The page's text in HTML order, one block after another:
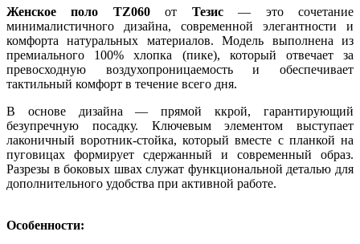
Женское поло TZ060от Тезис— это сочетание
минималистичного дизайна, современной элегантности и
комфорта натуральных материалов. Модель выполнена из
премиального 100% хлопка (пике), который отвечает за
превосходную воздухопроницаемость и обеспечивает
тактильный комфорт в течение всего дня.
В основе дизайна — прямой ккрой, гарантирующий
безупречную посадку. Ключевым элементом выступает
лаконичный воротник-стойка, который вместе с планкой на
пуговицах формирует сдержанный и современный образ.
Разрезы в боковых швах служат функциональной деталью для
дополнительного удобства при активной работе.
Особенности: